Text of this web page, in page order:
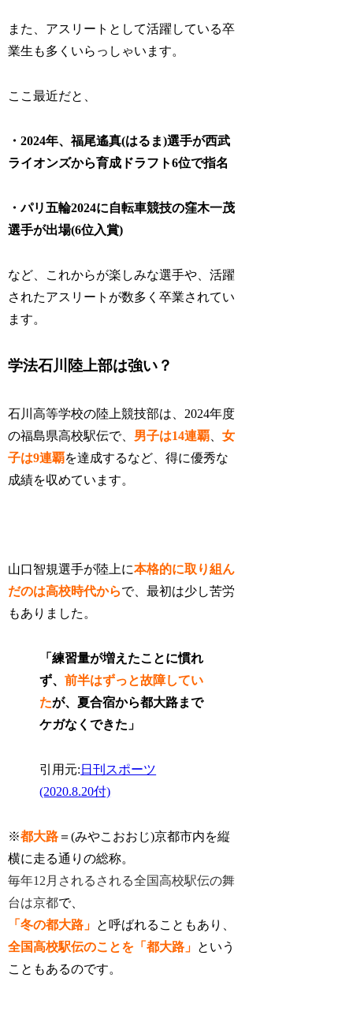
また、アスリートとして活躍している卒
業生も多くいらっしゃいます。
ここ最近だと、
・2024年、福尾遙真(はるま)選手が西武
ライオンズから育成ドラフト6位で指名
・パリ五輪2024に自転車競技の窪木一茂
選手が出場(6位入賞)
など、これからが楽しみな選手や、活躍
されたアスリートが数多く卒業されてい
ます。
学法石川陸上部は強い？
石川高等学校の陸上競技部は、 2024年度
の福島県高校駅伝で、 男子は14連覇 、女
子は9連覇を達成するなど、得に優秀な
成績を収めています。
山口智規選手が陸上に本格的に取り組ん
だのは高校時代からで、最初は少し苦労
もありました。
「練習量が増えたことに慣れ
ず、前半はずっと故障してい
たが、夏合宿から都大路まで
ケガなくできた」
引用元: 日刊スポーツ
(2020.8.20付)
※都大路 ＝(みやこおおじ)京都市内を縦
横に走る通りの総称。
毎年12月されるされる全国高校駅伝の舞
台は京都で、
「冬の都大路」 と呼ばれることもあり、
全国高校駅伝のことを「都大路」 という
こともあるのです。